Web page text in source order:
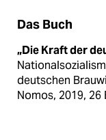
Das Buch
„Die Kraft der
deutschen
Nomos, 2019, 26